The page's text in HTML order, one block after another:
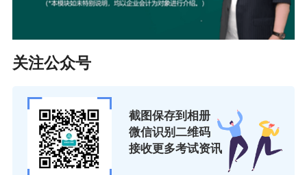
练、章节练习（新增/高频/变动点）、全真模拟、历年试
题、AI做题、1V1组卷（自助组卷）、模考大赛、PK赛、
机考系统
超值赠送：学习资料免费下载、26年基础精讲（贺苗苗、
李忠魁、冯雅竹、侯永斌）、知行合一（李忠魁、侯永
关注公众号
截图保存到相册
微信识别二维码
接收更多考试资讯